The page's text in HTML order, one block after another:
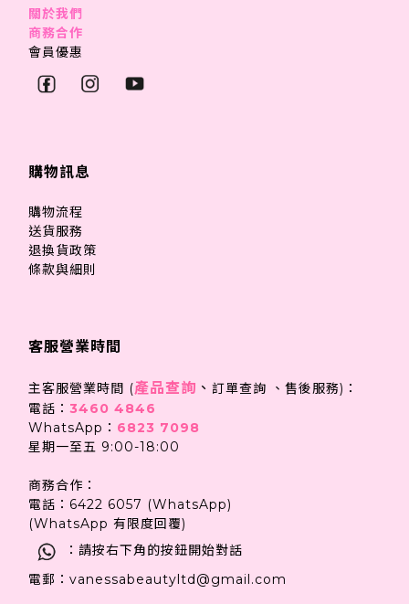
關於我們
商務合作
會員優惠
購物訊息
購物流程
送貨服務
退換貨政策
條款與細則
客服營業時間
主客服營業時間 (產品查詢 、 訂單查詢 、售後服務)：
電話： 3460 4846
WhatsApp： 6823 7098
星期一至五 9:00-18:00
商務合作：
電話：6422 6057 (WhatsApp)
(WhatsApp 有限度回覆)
：請按右下角的按鈕開始對話
電郵：vanessabeautyltd@gmail.com